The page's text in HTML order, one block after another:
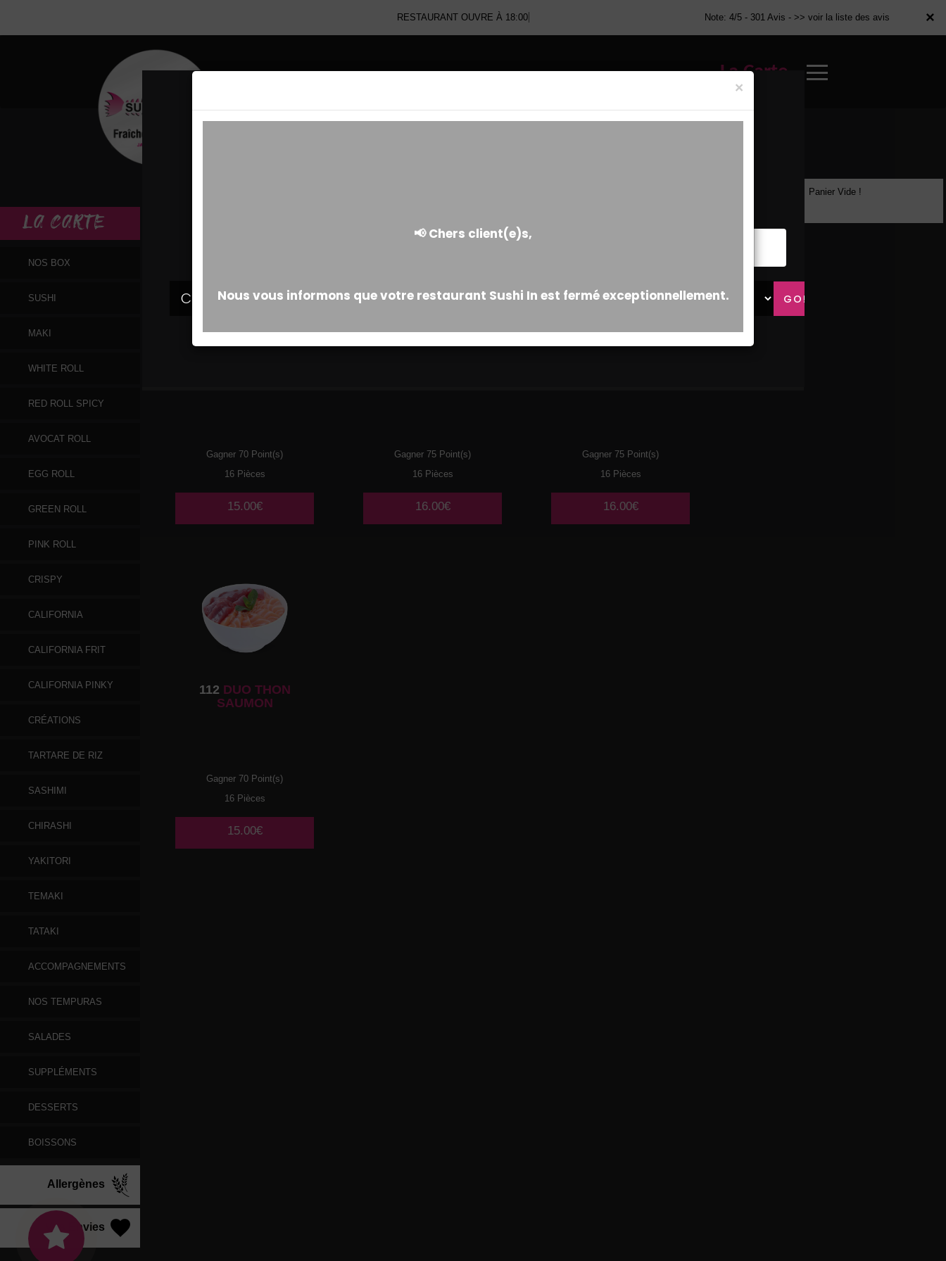
×
RESTAURANT OUVRE À 18:00 Note: 4/5 - 301 Avis - >> voir la liste des avis
La Carte
×
LA CARTE
NOS BOX
SUSHI
MAKI
WHITE ROLL
RED ROLL SPICY
AVOCAT ROLL
EGG ROLL
GREEN ROLL
PINK ROLL
CRISPY
CALIFORNIA
CALIFORNIA FRIT
CALIFORNIA PINKY
CRÉATIONS
TARTARE DE RIZ
SASHIMI
CHIRASHI
YAKITORI
TEMAKI
TATAKI
ACCOMPAGNEMENTS
NOS TEMPURAS
SALADES
SUPPLÉMENTS
DESSERTS
BOISSONS
Allergènes
Vos Envies
Gagner 70 Point(s)
16 Pièces
15.00€
Gagner 75 Point(s)
16 Pièces
16.00€
Gagner 75 Point(s)
16 Pièces
16.00€
112 DUO THON
SAUMON
Gagner 70 Point(s)
16 Pièces
15.00€
Panier Vide !
×